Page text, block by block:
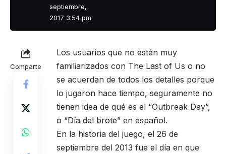
septiembre,
2017 3:54 pm
Comparte
Los usuarios que no estén muy
familiarizados con The Last of Us o no
se acuerdan de todos los detalles porque
lo jugaron hace tiempo, seguramente no
tienen idea de qué es el “Outbreak Day”,
o “Día del brote” en español.
En la historia del juego, el 26 de
septiembre del 2013 fue el día en que